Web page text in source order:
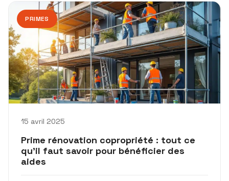
PRIMES
15 avril 2025
Prime rénovation copropriété : tout ce
qu’il faut savoir pour bénéficier des
aides